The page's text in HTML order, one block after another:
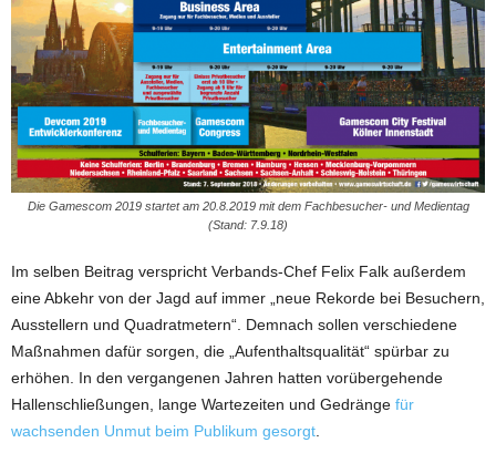
Die Gamescom 2019 startet am 20.8.2019 mit dem Fachbesucher- und Medientag
(Stand: 7.9.18)
Im selben Beitrag verspricht Verbands-Chef Felix Falk außerdem
eine Abkehr von der Jagd auf immer „neue Rekorde bei Besuchern,
Ausstellern und Quadratmetern“. Demnach sollen verschiedene
Maßnahmen dafür sorgen, die „Aufenthaltsqualität“ spürbar zu
erhöhen. In den vergangenen Jahren hatten vorübergehende
Hallenschließungen, lange Wartezeiten und Gedränge für
wachsenden Unmut beim Publikum gesorgt